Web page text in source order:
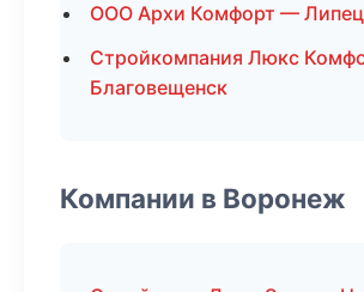
ООО Архи Комфорт —
Стройкомпания Люкс
Благовещенск
Компании в Воронеж